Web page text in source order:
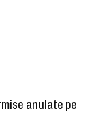
anulate pe